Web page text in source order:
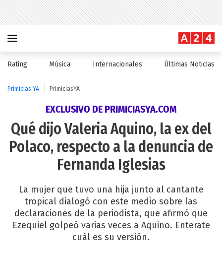
Rating Música Internacionales Últimas Noticias
Primicias YA PrimiciasYA
EXCLUSIVO DE PRIMICIASYA.COM
Qué dijo Valeria Aquino, la ex del
Polaco, respecto a la denuncia de
Fernanda Iglesias
La mujer que tuvo una hija junto al cantante
tropical dialogó con este medio sobre las
declaraciones de la periodista, que afirmó que
Ezequiel golpeó varias veces a Aquino. Enterate
cuál es su versión.